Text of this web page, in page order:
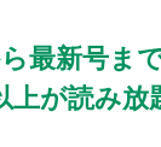
最新号まで
上が読み放